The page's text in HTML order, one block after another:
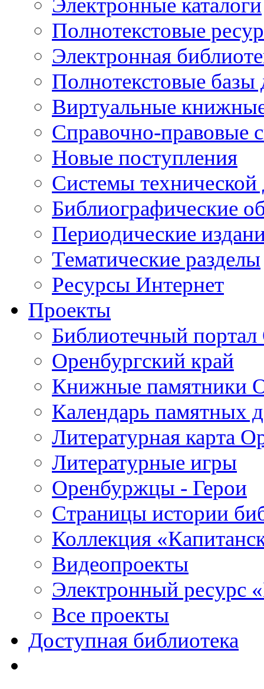
Электронные каталоги
Полнотекстовые
Электронная
Полнотекстовые
Виртуальные
Справочно-правовые
Новые поступления
Cистемы
Библиографические
Периодические
Тематические разделы
Ресурсы Интернет
Проекты
Библиотечный портал
Оренбургский край
Книжные памятники
Календарь памятных
Литературная карта
Литературные игры
Оренбуржцы - Герои
Страницы истории
Коллекция
Видеопроекты
Электронный ресурс
Все проекты
Доступная библиотека